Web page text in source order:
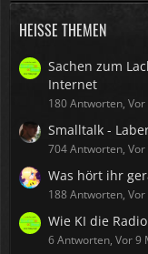
HEISSE THEMEN
Sachen zum
Internet
180 Antworten, Vor
Smalltalk -
704 Antworten, Vor
Was hört ihr
188 Antworten, Vor
Wie KI die
6 Antworten, Vor 9